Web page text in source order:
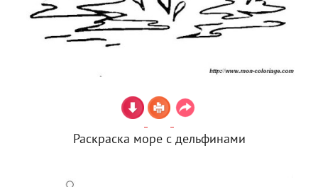
Раскраска море с дельфинами